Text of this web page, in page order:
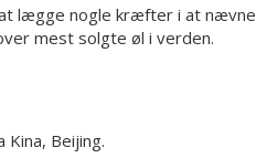
lægge nogle kræfter i at nævne
mest solgte øl i verden.
Beijing.